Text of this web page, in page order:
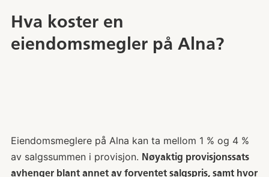
Hva koster en
eiendomsmegler på Alna?
Eiendomsmeglere på Alna kan ta mellom 1 % og 4 %
av salgssummen i provisjon. Nøyaktig provisjonssats
avhenger blant annet av forventet salgspris, samt hvor